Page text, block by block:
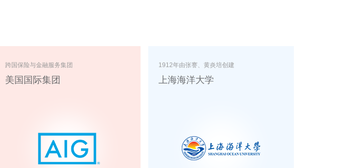
著名电商、网上支付、B2B交易市场及云计算
阿里巴巴
中石化下属第一大油气田
中石化胜利油田